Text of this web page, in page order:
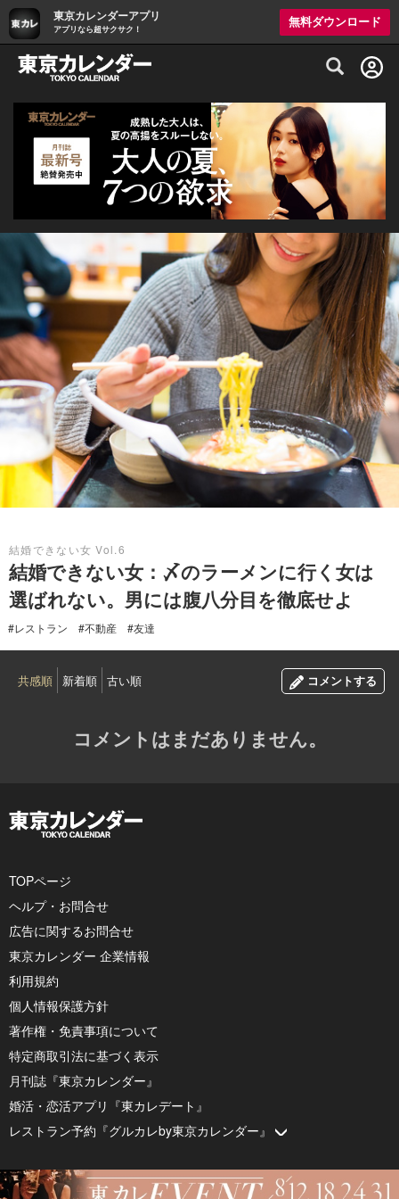
東京カレンダーアプリ
アプリなら超サクサク！
無料ダウンロード
グルメ情報・プレミアムレストラン予約
結婚できない女 Vol.6
結婚できない女：〆のラーメンに行く女は
選ばれない。男には腹八分目を徹底せよ
#レストラン #不動産 #友達
共感順 新着順 古い順 コメントする
コメントはまだありません。
TOPページ
ヘルプ・お問合せ
広告に関するお問合せ
東京カレンダー 企業情報
利用規約
個人情報保護方針
著作権・免責事項について
特定商取引法に基づく表示
月刊誌『東京カレンダー』
婚活・恋活アプリ『東カレデート』
レストラン予約『グルカレby東京カレンダー』